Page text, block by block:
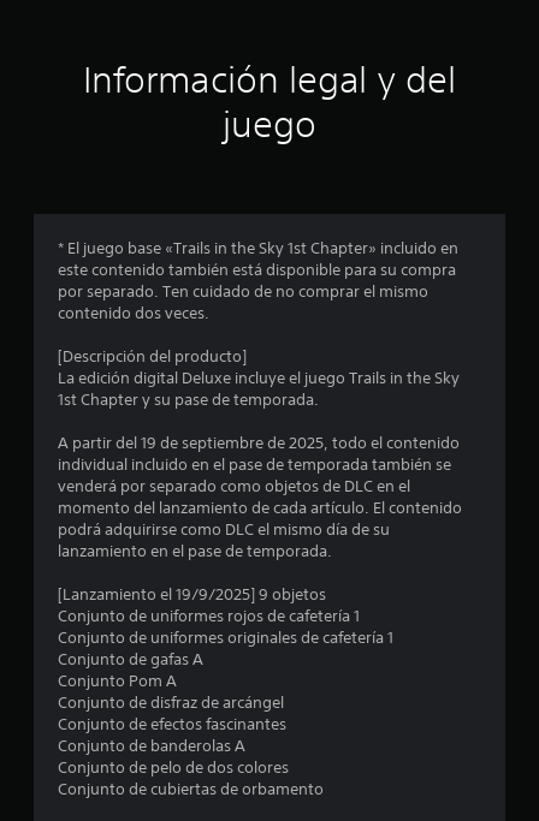
ó
r
o
d
o
:
Información legal y del
juego
* El juego base «Trails in the Sky 1st Chapter» incluido en
este contenido también está disponible para su compra
por separado. Ten cuidado de no comprar el mismo
contenido dos veces.
[Descripción del producto]
La edición digital Deluxe incluye el juego Trails in the Sky
1st Chapter y su pase de temporada.
A partir del 19 de septiembre de 2025, todo el contenido
individual incluido en el pase de temporada también se
venderá por separado como objetos de DLC en el
momento del lanzamiento de cada artículo. El contenido
podrá adquirirse como DLC el mismo día de su
lanzamiento en el pase de temporada.
[Lanzamiento el 19/9/2025] 9 objetos
Conjunto de uniformes rojos de cafetería 1
Conjunto de uniformes originales de cafetería 1
Conjunto de gafas A
Conjunto Pom A
Conjunto de disfraz de arcángel
Conjunto de efectos fascinantes
Conjunto de banderolas A
Conjunto de pelo de dos colores
Conjunto de cubiertas de orbamento